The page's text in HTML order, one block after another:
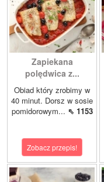
Zapiekana
polędwica z...
Obiad który zrobimy w
40 minut. Dorsz w sosie
pomidorowym... ⇖ 1153
Zobacz przepis!